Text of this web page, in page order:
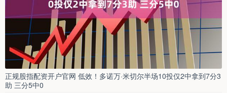
正规股指配资开户官网 低效！多诺万·米切尔半场10投仅2中拿到7分3
助 三分5中0